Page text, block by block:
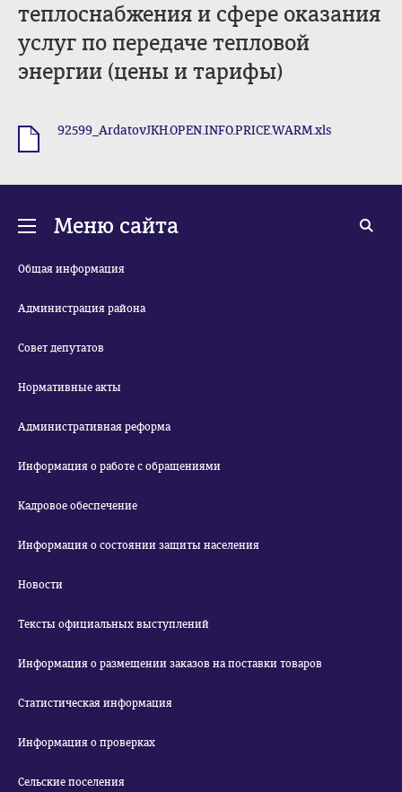
теплоснабжения и сфере оказания
услуг по передаче тепловой
энергии (цены и тарифы)
92599_ArdatovJKH.OPEN.INFO.PRICE.WARM.xls
Меню сайта
Общая информация
Администрация района
Совет депутатов
Нормативные акты
Административная реформа
Информация о работе с обращениями
Кадровое обеспечение
Информация о состоянии защиты населения
Новости
Тексты официальных выступлений
Информация о размещении заказов на поставки товаров
Статистическая информация
Информация о проверках
Сельские поселения